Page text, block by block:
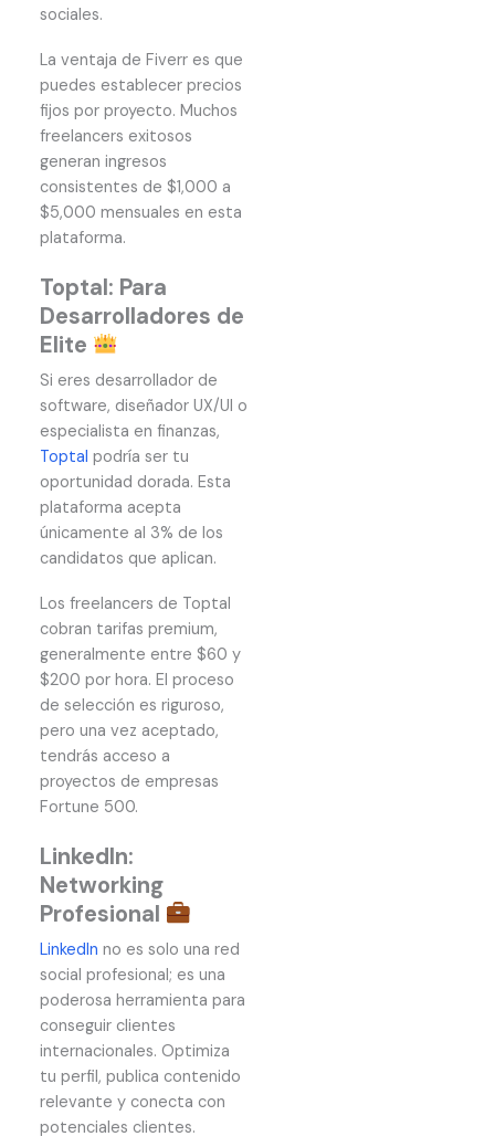
sociales.
La ventaja de Fiverr es que
puedes establecer precios
fijos por proyecto. Muchos
freelancers exitosos
generan ingresos
consistentes de $1,000 a
$5,000 mensuales en esta
plataforma.
Toptal: Para
Desarrolladores de
Elite
Si eres desarrollador de
software, diseñador UX/UI o
especialista en finanzas,
Toptal podría ser tu
oportunidad dorada. Esta
plataforma acepta
únicamente al 3% de los
candidatos que aplican.
Los freelancers de Toptal
cobran tarifas premium,
generalmente entre $60 y
$200 por hora. El proceso
de selección es riguroso,
pero una vez aceptado,
tendrás acceso a
proyectos de empresas
Fortune 500.
LinkedIn:
Networking
Profesional
LinkedIn no es solo una red
social profesional; es una
poderosa herramienta para
conseguir clientes
internacionales. Optimiza
tu perfil, publica contenido
relevante y conecta con
potenciales clientes.